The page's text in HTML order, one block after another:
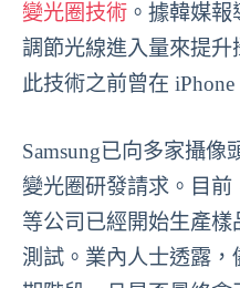
變光圈技術 。據韓媒
調節光線進入量來提升
此技術之前曾在 iPhone
Samsung已向多家攝
變光圈研發請求。目前
等公司已經開始生產樣
測試。業內人士透露